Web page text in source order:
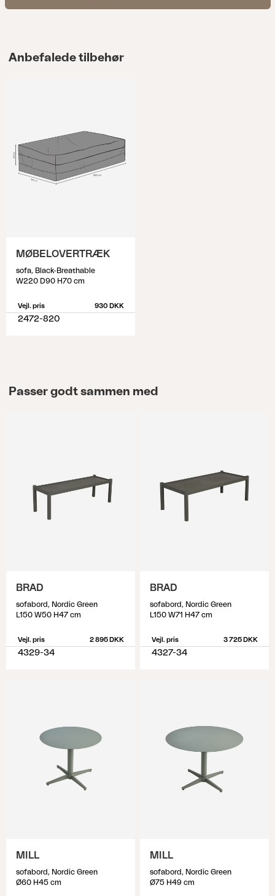
Anbefalede tilbehør
MØBELOVERTRÆK
sofa, Black-Breathable
W220 D90 H70 cm
Vejl. pris 930 DKK
2472-820
Passer godt sammen med
BRAD
sofabord, Nordic Green
L150 W50 H47 cm
Vejl. pris 2 895 DKK
4329-34
BRAD
sofabord, Nordic Green
L150 W71 H47 cm
Vejl. pris 3 725 DKK
4327-34
MILL
sofabord, Nordic Green
Ø60 H45 cm
MILL
sofabord, Nordic Green
Ø75 H49 cm